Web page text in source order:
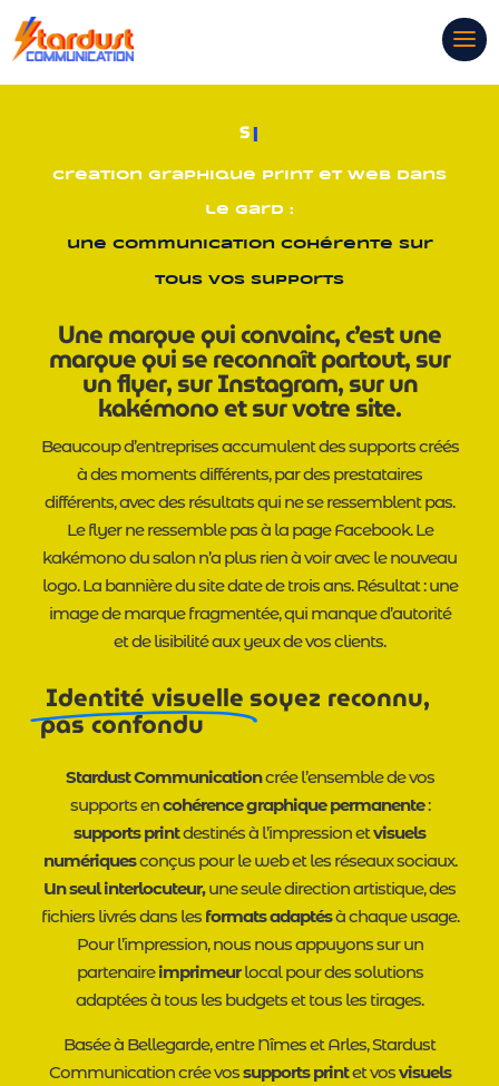
VISUELS WEB
Creation graphique Print et web dans
le Gard :
une Communication Cohérente sur
Tous vos Supports
Une marque qui convainc, c’est une
marque qui se reconnaît partout, sur
un flyer, sur Instagram, sur un
kakémono et sur votre site.
Beaucoup d’entreprises accumulent des supports créés
à des moments différents, par des prestataires
différents, avec des résultats qui ne se ressemblent pas.
Le flyer ne ressemble pas à la page Facebook. Le
kakémono du salon n’a plus rien à voir avec le nouveau
logo. La bannière du site date de trois ans. Résultat : une
image de marque fragmentée, qui manque d’autorité
et de lisibilité aux yeux de vos clients.
Identité visuellesoyez reconnu,
pas confondu
Stardust Communicationcrée l’ensemble de vos
supports encohérence graphique permanente:
supports printdestinés à l’impression etvisuels
numériquesconçus pour le web et les réseaux sociaux.
Un seul interlocuteur,une seule direction artistique, des
fichiers livrés dans les formats adaptésà chaque usage.
Pour l’impression, nous nous appuyons sur un
partenaireimprimeurlocal pour des solutions
adaptées à tous les budgets et tous les tirages.
Basée à Bellegarde, entre Nîmes et Arles, Stardust
Communication crée vossupports printet vosvisuels